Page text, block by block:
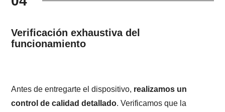
Verificación exhaustiva del
funcionamiento
Antes de entregarte el dispositivo, realizamos un
control de calidad detallado. Verificamos que la